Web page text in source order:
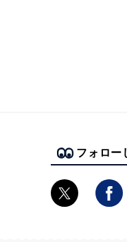
フォロー